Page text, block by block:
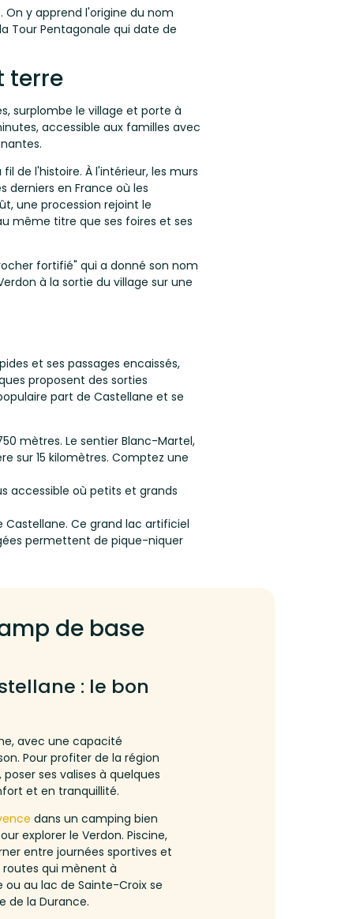
On y apprend l'origine du nom
Tour Pentagonale qui date de
terre
surplombe le village et porte à
accessible aux familles avec
de l'histoire. À l'intérieur, les murs
derniers en France où les
une procession rejoint le
même titre que ses foires et ses
fortifié" qui a donné son nom
à la sortie du village sur une
et ses passages encaissés,
proposent des sorties
part de Castellane et se
mètres. Le sentier Blanc-Martel,
sur 15 kilomètres. Comptez une
accessible où petits et grands
Ce grand lac artificiel
permettent de pique-niquer
de base
: le bon
avec une capacité
Pour profiter de la région
ses valises à quelques
et en tranquillité.
dans un camping bien
explorer le Verdon. Piscine,
entre journées sportives et
qui mènent à
au lac de Sainte-Croix se
de la Durance.